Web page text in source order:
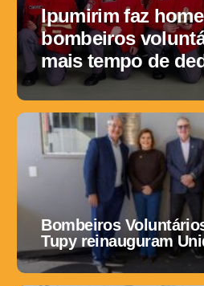
Ipumirim faz
bombeiros
mais tempo de
Bombeiros
Tupy reinauguram